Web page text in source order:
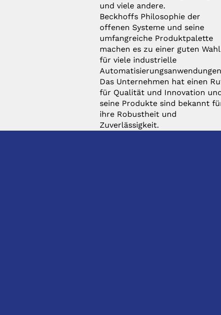
und viele andere.
Beckhoffs Philosophie der
offenen Systeme und seine
umfangreiche Produktpalette
machen es zu einer guten Wahl
für viele industrielle
Das Unternehmen hat einen
für Qualität und Innovation
seine Produkte sind bekannt
ihre Robustheit und
Zuverlässigkeit.